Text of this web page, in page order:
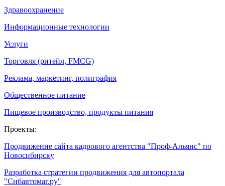
Здравоохранение
Информационные технологии
Услуги
Торговля (ритейл, FMCG)
Реклама, маркетинг, полиграфия
Общественное питание
Пищевое производство, продукты питания
Проекты:
Продвижение сайта кадрового агентства "Проф-Альянс" по
Новосибирску
Разработка стратегии продвижения для автопортала
"Сибавтомаг.ру"